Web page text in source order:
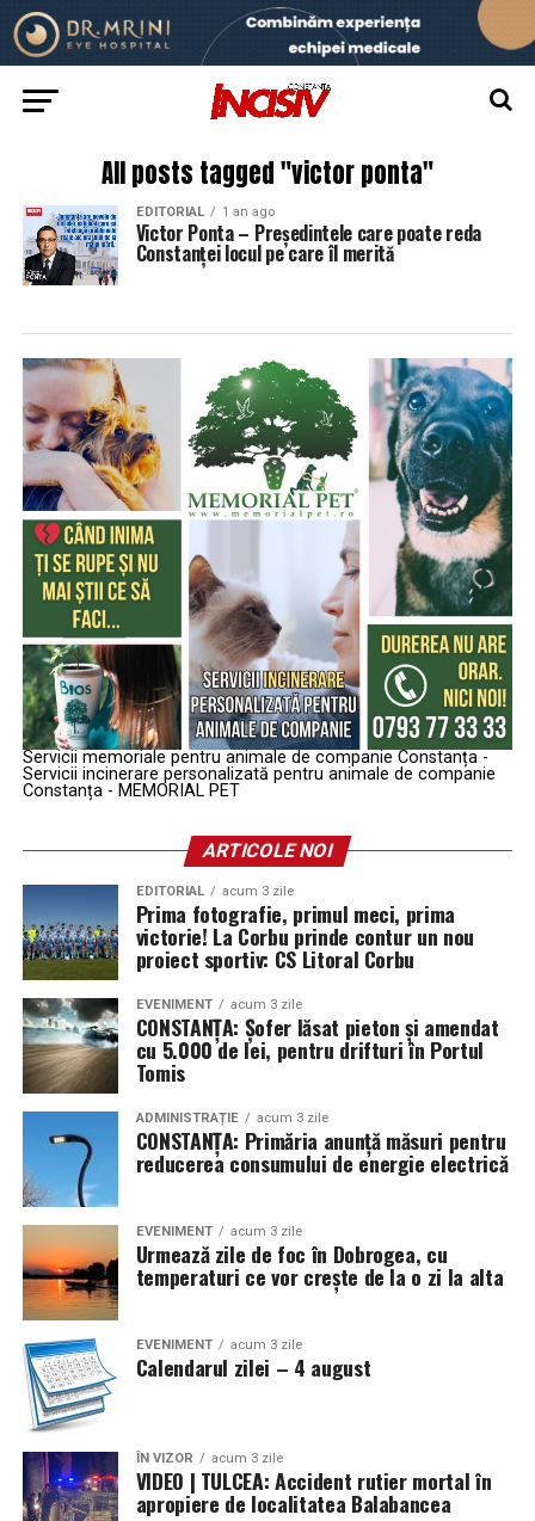
All posts tagged "victor ponta"
EDITORIAL 1 an ago
Victor Ponta – Președintele care poate reda
Constanței locul pe care îl merită
Servicii memoriale pentru animale de companie Constanța -
Servicii incinerare personalizată pentru animale de companie
Constanța - MEMORIAL PET
ARTICOLE NOI
EDITORIAL acum 3 zile
Prima fotografie, primul meci, prima
victorie! La Corbu prinde contur un nou
proiect sportiv: CS Litoral Corbu
EVENIMENT acum 3 zile
CONSTANȚA: Șofer lăsat pieton și amendat
cu 5.000 de lei, pentru drifturi în Portul
Tomis
ADMINISTRAȚIE acum 3 zile
CONSTANȚA: Primăria anunță măsuri pentru
reducerea consumului de energie electrică
EVENIMENT acum 3 zile
Urmează zile de foc în Dobrogea, cu
temperaturi ce vor crește de la o zi la alta
EVENIMENT acum 3 zile
Calendarul zilei – 4 august
ÎN VIZOR acum 3 zile
VIDEO | TULCEA: Accident rutier mortal în
apropiere de localitatea Balabancea